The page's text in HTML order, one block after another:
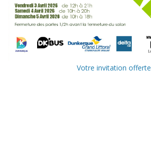
Votre invitation offerte